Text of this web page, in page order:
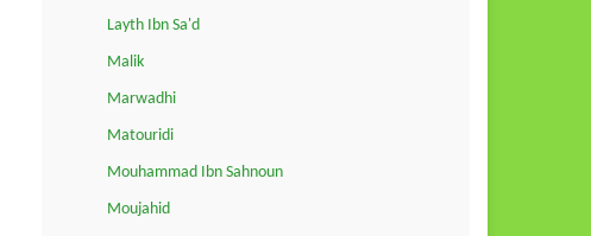
Layth Ibn Sa'd
Malik
Marwadhi
Matouridi
Mouhammad Ibn Sahnoun
Moujahid